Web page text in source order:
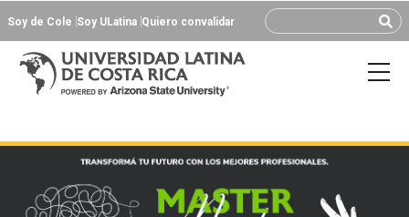
Soy de Cole Soy ULatina Quiero convalidar